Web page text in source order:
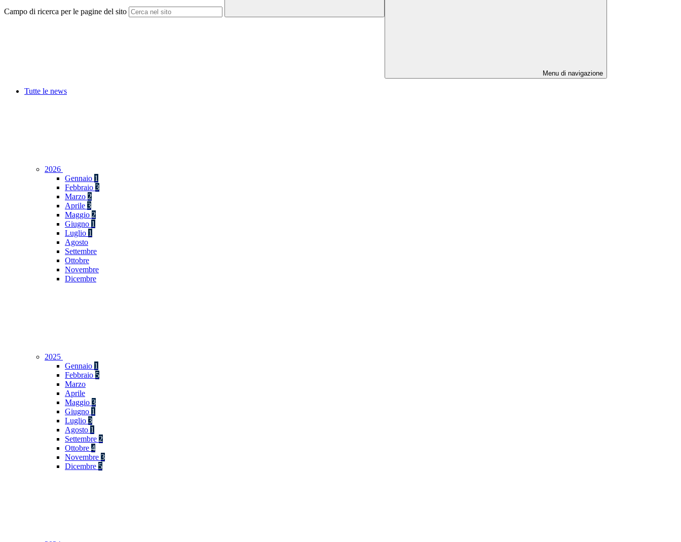
Campo di ricerca per le pagine del sito
Menu di navigazione
Tutte le news
2026
Gennaio 1
Febbraio 3
Marzo 2
Aprile 3
Maggio 2
Giugno 1
Luglio 1
Agosto
Settembre
Ottobre
Novembre
Dicembre
2025
Gennaio 1
Febbraio 5
Marzo
Aprile
Maggio 3
Giugno 1
Luglio 3
Agosto 1
Settembre 2
Ottobre 4
Novembre 3
Dicembre 5